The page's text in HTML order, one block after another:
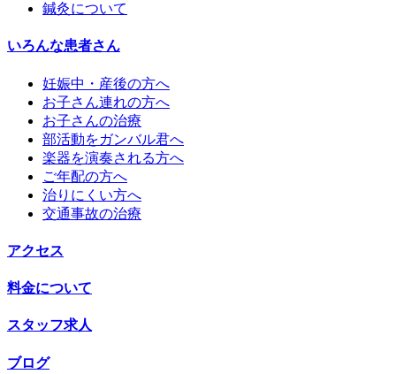
鍼灸について
いろんな患者さん
妊娠中・産後の方へ
お子さん連れの方へ
お子さんの治療
部活動をガンバル君へ
楽器を演奏される方へ
ご年配の方へ
治りにくい方へ
交通事故の治療
アクセス
料金について
スタッフ求人
ブログ